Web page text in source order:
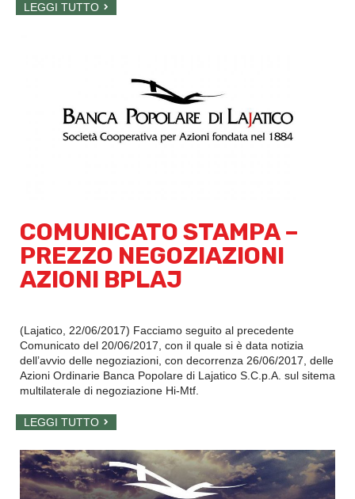
LEGGI TUTTO
COMUNICATO STAMPA –
PREZZO NEGOZIAZIONI
AZIONI BPLAJ
(Lajatico, 22/06/2017) Facciamo seguito al precedente
Comunicato del 20/06/2017 , con il quale si è data notizia
dell’avvio delle negoziazioni, con decorrenza 26/06/2017, delle
Azioni Ordinarie Banca Popolare di Lajatico S.C.p.A. sul sitema
multilaterale di negoziazione Hi-Mtf.
LEGGI TUTTO